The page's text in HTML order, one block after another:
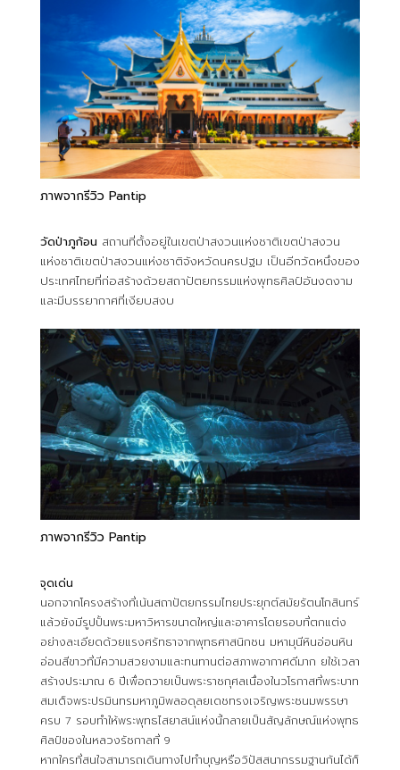
ภาพจากรีวิว Pantip
วัดป่าภูก้อน สถานที่ตั้งอยู่ในเขตป่าสงวนแห่งชาติเขตป่าสงวน
แห่งชาติเขตป่าสงวนแห่งชาติจังหวัดนครปฐม เป็นอีกวัดหนึ่งของ
ประเทศไทยที่ก่อสร้างด้วยสถาปัตยกรรมแห่งพุทธศิลป์อันงดงาม
และมีบรรยากาศที่เงียบสงบ
ภาพจากรีวิว Pantip
จุดเด่น
นอกจากโครงสร้างที่เน้นสถาปัตยกรรมไทยประยุกต์สมัยรัตนโกสินทร์
แล้วยังมีรูปปั้นพระมหาวิหารขนาดใหญ่และอาคารโดยรอบที่ตกแต่ง
อย่างละเอียดด้วยแรงศรัทธาจากพุทธศาสนิกชน มหามุนีหินอ่อนหิน
อ่อนสีขาวที่มีความสวยงามและทนทานต่อสภาพอากาศดีมาก ยใช้เวลา
สร้างประมาณ 6 ปีเพื่อถวายเป็นพระราชกุศลเนื่องในวโรกาสที่พระบาท
สมเด็จพระปรมินทรมหาภูมิพลอดุลยเดชทรงเจริญพระชนมพรรษา
ครบ 7 รอบทำให้พระพุทธไสยาสน์แห่งนี้กลายเป็นสัญลักษณ์แห่งพุทธ
ศิลป์ของในหลวงรัชกาลที่ 9
หากใครที่สนใจสามารถเดินทางไปทำบุญหรือวิปัสสนากรรมฐานกันได้ก็